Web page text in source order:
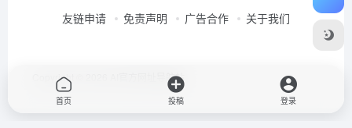
友链申请 免责声明 广告合作 关于我们
Copyright © 2026 AI官方网址导航站
首页 投稿 登录